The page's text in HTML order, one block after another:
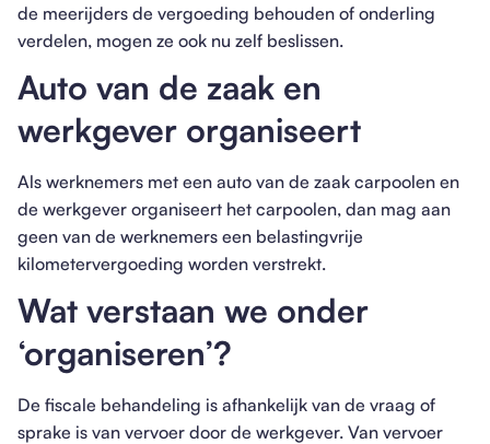
de meerijders de vergoeding behouden of onderling
verdelen, mogen ze ook nu zelf beslissen.
Auto van de zaak en
werkgever organiseert
Als werknemers met een auto van de zaak carpoolen en
de werkgever organiseert het carpoolen, dan mag aan
geen van de werknemers een belastingvrije
kilometervergoeding worden verstrekt.
Wat verstaan we onder
‘organiseren’?
De fiscale behandeling is afhankelijk van de vraag of
sprake is van vervoer door de werkgever. Van vervoer